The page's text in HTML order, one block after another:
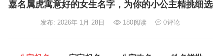
嘉名属虎寓意好的女生名字，为你的小公主精挑细选
发布: 2026年 1月 28日 180阅读 0评论